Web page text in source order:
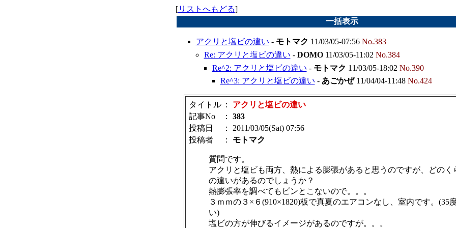
[リストへもどる]
一括表示
アクリと塩ビの違い - モトマク 11/03/05-07:56 No.383
Re: アクリと塩ビの違い - DOMO11/03/05-11:02 No.384
Re^2: アクリと塩ビの違い - モトマク 11/03/05-18:02 No.390
Re^3: アクリと塩ビの違い - あごかぜ11/04/04-11:48 No.424
タイトル ： アクリと塩ビの違い
記事No
： 383
投稿日
： 2011/03/05(Sat) 07:56
投稿者
： モトマク
質問です。
アクリと塩ビも両方、熱による膨張があると思うのですが、どのく
の違いがあるのでしょうか？
熱膨張率を調べてもピンとこないので。。。
３ｍｍの３×６(910×1820)板で真夏のエアコンなし、室内です。(35
い)
塩ビの方が伸びるイメージがあるのですが。。。